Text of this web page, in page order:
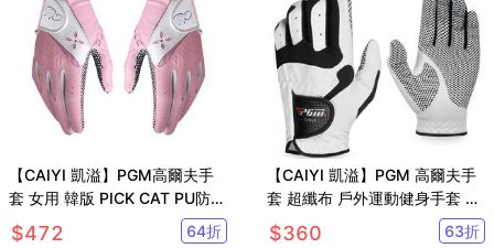
【CAIYI 凱溢】PGM高爾夫手
套 女用 韓版 PICK CAT PU防滑
手套
$472 64折
【CAIYI 凱溢】PGM 高爾夫手
套 超纖布 戶外運動健身手套 防
曬防滑耐磨運動手套
$360 63折